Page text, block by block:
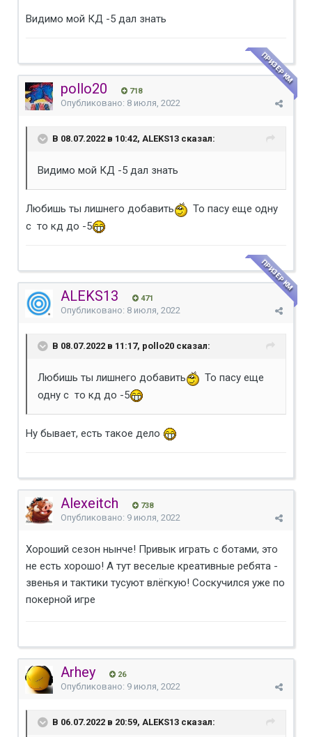
Видимо мой КД -5 дал знать
pollo20 718
ПРИЗЕР КМ
Опубликовано: 8 июля, 2022
В 08.07.2022 в 10:42, ALEKS13 сказал:
Видимо мой КД -5 дал знать
Любишь ты лишнего добавить
То пасу еще одну
с то кд до -5
ALEKS13 471
ПРИЗЕР КМ
Опубликовано: 8 июля, 2022
В 08.07.2022 в 11:17, pollo20 сказал:
Любишь ты лишнего добавить
То пасу еще
одну с то кд до -5
Ну бывает, есть такое дело
Alexeitch 738
Опубликовано: 9 июля, 2022
Хороший сезон нынче! Привык играть с ботами, это
не есть хорошо! А тут веселые креативные ребята -
звенья и тактики тусуют влёгкую! Соскучился уже по
покерной игре
Arhey 26
Опубликовано: 9 июля, 2022
В 06.07.2022 в 20:59, ALEKS13 сказал: